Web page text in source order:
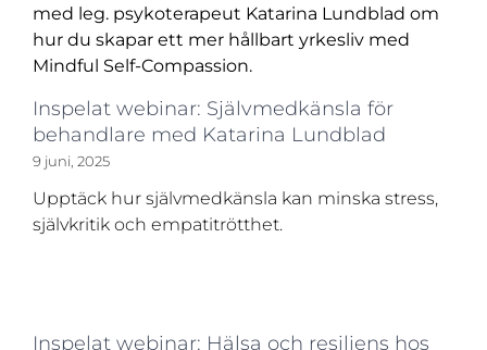
Inspelat webinar: Självmedkänsla för
behandlare med Katarina Lundblad
9 juni, 2025
Upptäck hur självmedkänsla kan minska stress,
självkritik och empatitrötthet.
Inspelat webinar: Hälsa och resiliens hos